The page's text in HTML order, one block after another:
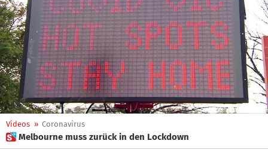
Videos » Coronavirus
 Melbourne muss zurück in den Lockdown